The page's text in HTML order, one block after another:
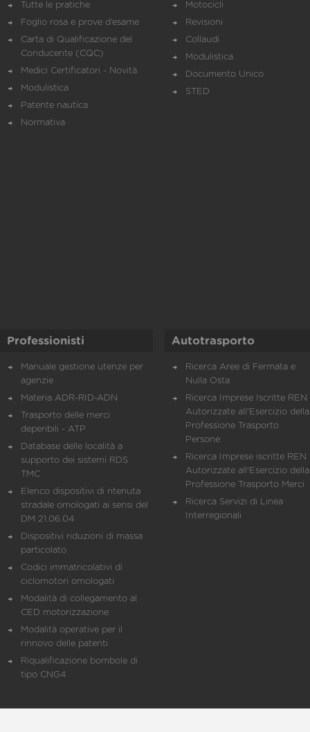
Tutte le pratiche
Foglio rosa e prove d’esame
Carta di Qualificazione del
Conducente (CQC)
Medici Certificatori - Novità
Modulistica
Patente nautica
Normativa
Motocicli
Revisioni
Collaudi
Modulistica
Documento Unico
STED
Professionisti
Manuale gestione utenze per
agenzie
Materia ADR-RID-ADN
Trasporto delle merci
deperibili - ATP
Database delle località a
supporto dei sistemi RDS
TMC
Elenco dispositivi di ritenuta
stradale omologati ai sensi del
DM 21.06.04
Dispositivi riduzioni di massa
particolato
Codici immatricolativi di
ciclomotori omologati
Modalità di collegamento al
CED motorizzazione
Modalità operative per il
rinnovo delle patenti
Riqualificazione bombole di
tipo CNG4
Autotrasporto
Ricerca Aree di Fermata e
Nulla Osta
Ricerca Imprese Iscritte REN
Autorizzate all'Esercizio della
Professione Trasporto
Persone
Ricerca Imprese iscritte REN
Autorizzate all'Esercizio della
Professione Trasporto Merci
Ricerca Servizi di Linea
Interregionali